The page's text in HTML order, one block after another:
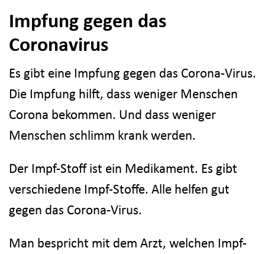
Impfung gegen das
Coronavirus
Es gibt eine Impfung gegen das Corona-Virus.
Die Impfung hilft, dass weniger Menschen
Corona bekommen. Und dass weniger
Menschen schlimm krank werden.
Der Impf-Stoff ist ein Medikament. Es gibt
verschiedene Impf-Stoffe. Alle helfen gut
gegen das Corona-Virus.
Man bespricht mit dem Arzt, welchen Impf-